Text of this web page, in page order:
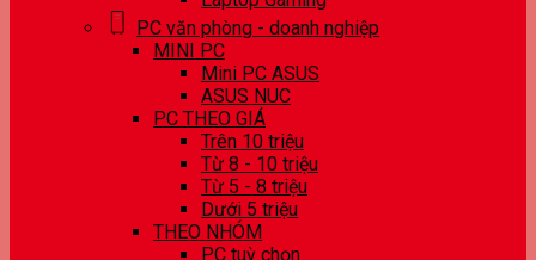
PC văn phòng - doanh nghiệp
MINI PC
Mini PC ASUS
ASUS NUC
PC THEO GIÁ
Trên 10 triệu
Từ 8 - 10 triệu
Từ 5 - 8 triệu
Dưới 5 triệu
THEO NHÓM
PC tuỳ chọn